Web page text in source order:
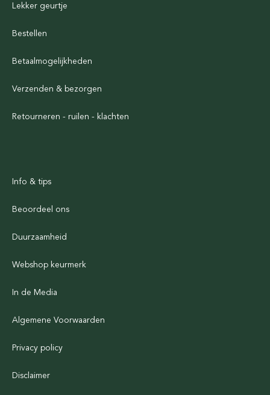
Lekker geurtje
Bestellen
Betaalmogelijkheden
Verzenden & bezorgen
Retourneren - ruilen - klachten
Info & tips
Beoordeel ons
Duurzaamheid
Webshop keurmerk
In de Media
Algemene Voorwaarden
Privacy policy
Disclaimer